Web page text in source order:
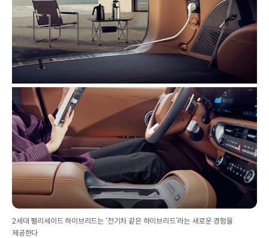
2세대 팰리세이드 하이브리드는 ‘전기차 같은 하이브리드’라는 새로운 경험을
제공한다